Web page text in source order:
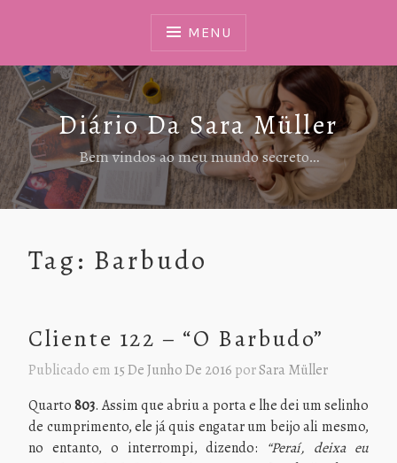
MENU
Diário Da Sara Müller
Bem vindos ao meu mundo secreto…
Tag: Barbudo
Cliente 122 – “O Barbudo”
Publicado em 15 De Junho De 2016 porSara Müller
Quarto803. Assim que abriu a porta e lhe dei um selinho
de cumprimento, ele já quis engatar um beijo ali mesmo,
no entanto, o interrompi, dizendo: “Peraí, deixa eu